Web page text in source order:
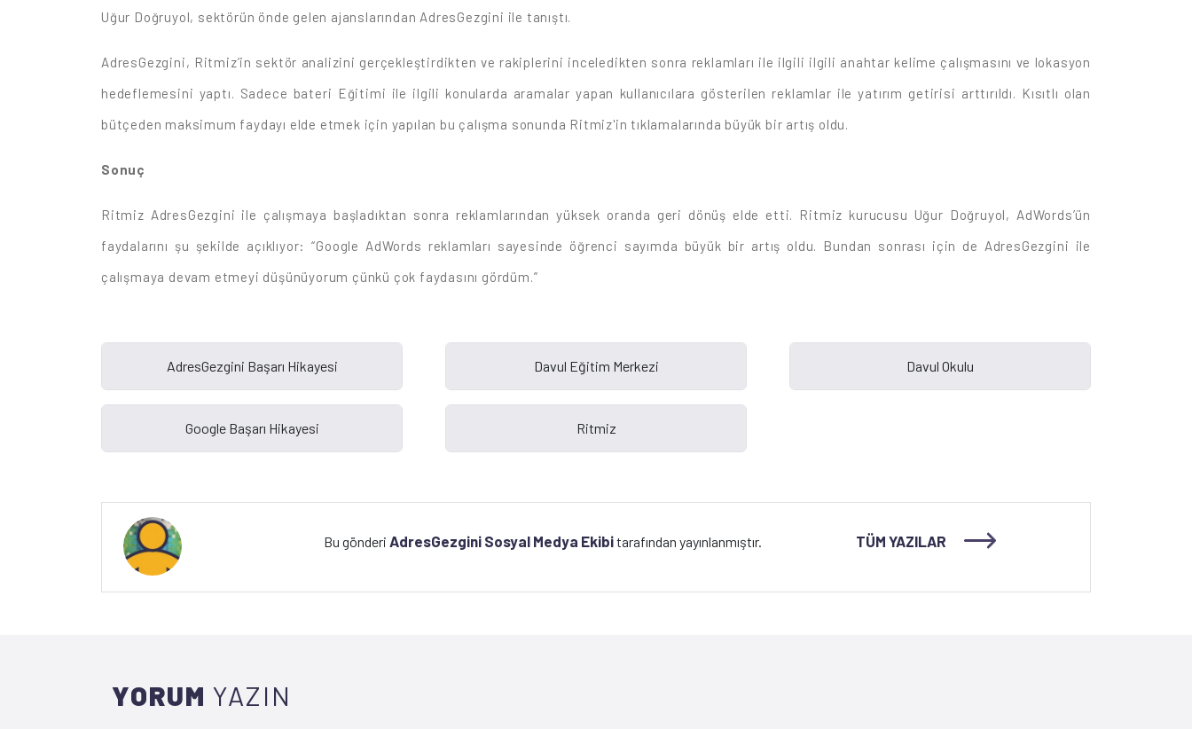
Uğur Doğruyol, sektörün önde gelen ajanslarından AdresGezgini ile tanıştı.
AdresGezgini, Ritmiz’in sektör analizini gerçekleştirdikten ve rakiplerini inceledikten sonra reklamları ile ilgili ilgili anahtar kelime çalışmasını ve lokasyon
hedeflemesini yaptı. Sadece bateri Eğitimi ile ilgili konularda aramalar yapan kullanıcılara gösterilen reklamlar ile yatırım getirisi arttırıldı. Kısıtlı olan
bütçeden maksimum faydayı elde etmek için yapılan bu çalışma sonunda Ritmiz'in tıklamalarında büyük bir artış oldu.
Sonuç
Ritmiz AdresGezgini ile çalışmaya başladıktan sonra reklamlarından yüksek oranda geri dönüş elde etti. Ritmiz kurucusu Uğur Doğruyol, AdWords’ün
faydalarını şu şekilde açıklıyor: “Google AdWords reklamları sayesinde öğrenci sayımda büyük bir artış oldu. Bundan sonrası için de AdresGezgini ile
çalışmaya devam etmeyi düşünüyorum çünkü çok faydasını gördüm.”
Bu gönderi AdresGezgini Sosyal Medya Ekibitarafından yayınlanmıştır. TÜM YAZILAR
YORUM YAZIN